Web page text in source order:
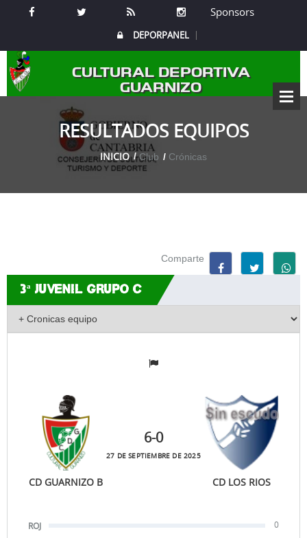
Sponsors
DEPORPANEL
CULTURAL DEPORTIVA
GUARNIZO
RESULTADOS EQUIPOS
INICIO Club Crónicas
Comparte
3ª JUVENIL GRUPO C
CD GUARNIZO B
6-0
27 DE SEPTIEMBRE DE 2025
CD LOS RIOS
ROJ
0